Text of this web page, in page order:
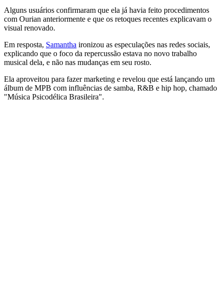
Alguns usuários confirmaram que ela já havia feito procedimentos
com Ourian anteriormente e que os retoques recentes explicavam o
visual renovado.
Em resposta, Samantha ironizou as especulações nas redes sociais,
explicando que o foco da repercussão estava no novo trabalho
musical dela, e não nas mudanças em seu rosto.
Ela aproveitou para fazer marketing e revelou que está lançando um
álbum de MPB com influências de samba, R&B e hip hop, chamado
"Música Psicodélica Brasileira".